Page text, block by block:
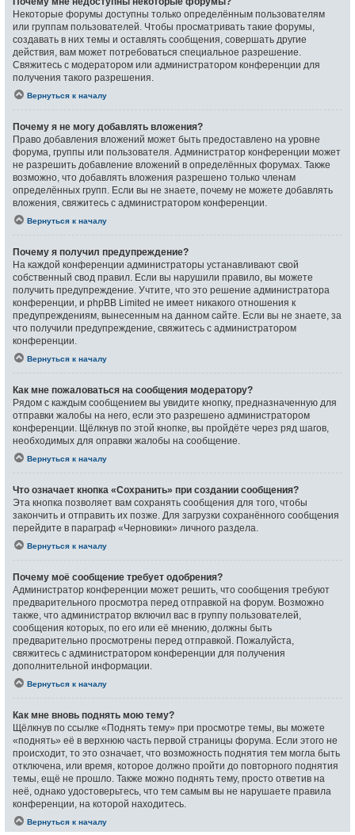
Некоторые форумы доступны только определённым пользователям
или группам пользователей. Чтобы просматривать такие форумы,
создавать в них темы и оставлять сообщения, совершать другие
действия, вам может потребоваться специальное разрешение.
Свяжитесь с модератором или администратором конференции для
получения такого разрешения.
Вернуться к началу
Почему я не могу добавлять вложения?
Право добавления вложений может быть предоставлено на уровне
форума, группы или пользователя. Администратор конференции может
не разрешить добавление вложений в определённых форумах. Также
возможно, что добавлять вложения разрешено только членам
определённых групп. Если вы не знаете, почему не можете добавлять
вложения, свяжитесь с администратором конференции.
Вернуться к началу
Почему я получил предупреждение?
На каждой конференции администраторы устанавливают свой
собственный свод правил. Если вы нарушили правило, вы можете
получить предупреждение. Учтите, что это решение администратора
конференции, и phpBB Limited не имеет никакого отношения к
предупреждениям, вынесенным на данном сайте. Если вы не знаете, за
что получили предупреждение, свяжитесь с администратором
конференции.
Вернуться к началу
Как мне пожаловаться на сообщения модератору?
Рядом с каждым сообщением вы увидите кнопку, предназначенную для
отправки жалобы на него, если это разрешено администратором
конференции. Щёлкнув по этой кнопке, вы пройдёте через ряд шагов,
необходимых для оправки жалобы на сообщение.
Вернуться к началу
Что означает кнопка «Сохранить» при создании сообщения?
Эта кнопка позволяет вам сохранять сообщения для того, чтобы
закончить и отправить их позже. Для загрузки сохранённого сообщения
перейдите в параграф «Черновики» личного раздела.
Вернуться к началу
Почему моё сообщение требует одобрения?
Администратор конференции может решить, что сообщения требуют
предварительного просмотра перед отправкой на форум. Возможно
также, что администратор включил вас в группу пользователей,
сообщения которых, по его или её мнению, должны быть
предварительно просмотрены перед отправкой. Пожалуйста,
свяжитесь с администратором конференции для получения
дополнительной информации.
Вернуться к началу
Как мне вновь поднять мою тему?
Щёлкнув по ссылке «Поднять тему» при просмотре темы, вы можете
«поднять» её в верхнюю часть первой страницы форума. Если этого не
происходит, то это означает, что возможность поднятия тем могла быть
отключена, или время, которое должно пройти до повторного поднятия
темы, ещё не прошло. Также можно поднять тему, просто ответив на
неё, однако удостоверьтесь, что тем самым вы не нарушаете правила
конференции, на которой находитесь.
Вернуться к началу